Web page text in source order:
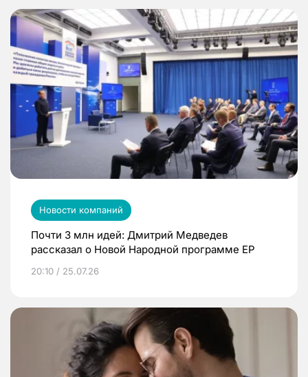
Новости компаний
Почти 3 млн идей: Дмитрий Медведев
рассказал о Новой Народной программе ЕР
20:10 / 25.07.26